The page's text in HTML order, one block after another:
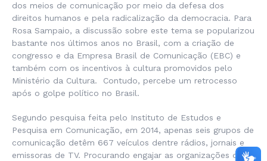
dos meios de comunicação por meio da defesa dos
direitos humanos e pela radicalização da democracia. Para
Rosa Sampaio, a discussão sobre este tema se popularizou
bastante nos últimos anos no Brasil, com a criação de
congresso e da Empresa Brasil de Comunicação (EBC) e
também com os incentivos à cultura promovidos pelo
Ministério da Cultura. Contudo, percebe um retrocesso
após o golpe político no Brasil.
Segundo pesquisa feita pelo Instituto de Estudos e
Pesquisa em Comunicação, em 2014, apenas seis grupos de
comunicação detêm 667 veículos dentre rádios, jornais e
emissoras de TV. Procurando engajar as organizações da